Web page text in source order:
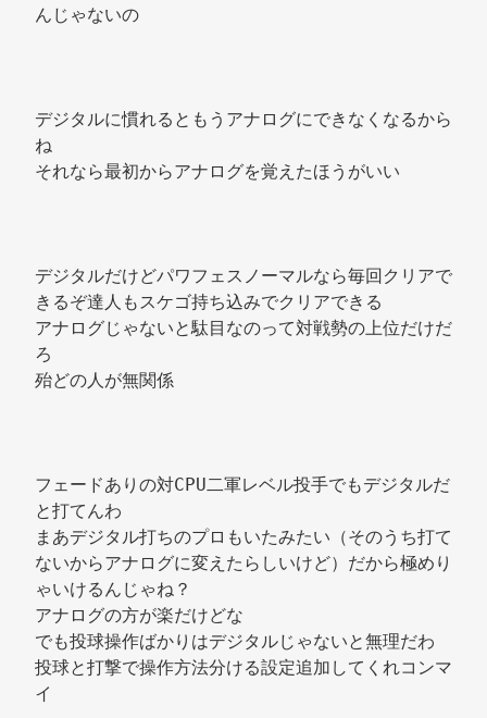
んじゃないの
デジタルに慣れるともうアナログにできなくなるから
ね
それなら最初からアナログを覚えたほうがいい
デジタルだけどパワフェスノーマルなら毎回クリアで
きるぞ達人もスケゴ持ち込みでクリアできる
アナログじゃないと駄目なのって対戦勢の上位だけだ
ろ
殆どの人が無関係
フェードありの対CPU二軍レベル投手でもデジタルだ
と打てんわ
まあデジタル打ちのプロもいたみたい（そのうち打て
ないからアナログに変えたらしいけど）だから極めり
ゃいけるんじゃね？
アナログの方が楽だけどな
でも投球操作ばかりはデジタルじゃないと無理だわ
投球と打撃で操作方法分ける設定追加してくれコンマ
イ